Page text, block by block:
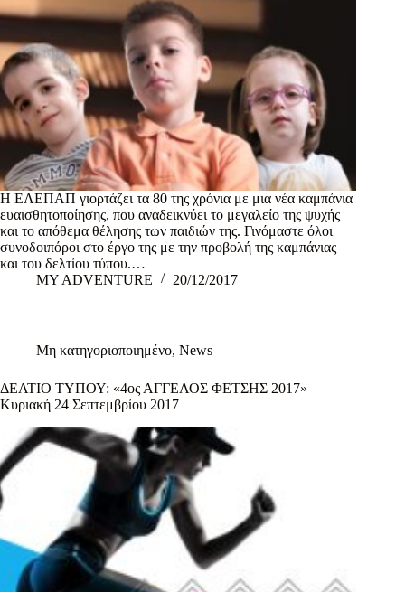
Η ΕΛΕΠΑΠ γιορτάζει τα 80 της χρόνια με μια νέα καμπάνια
ευαισθητοποίησης, που αναδεικνύει το μεγαλείο της ψυχής
και το απόθεμα θέλησης των παιδιών της. Γινόμαστε όλοι
συνοδοιπόροι στο έργο της με την προβολή της καμπάνιας
και του δελτίου τύπου.…
MY ADVENTURE
20/12/2017
Μη κατηγοριοποιημένο, News
ΔΕΛΤΙΟ ΤΥΠΟΥ: «4oς ΑΓΓΕΛΟΣ ΦΕΤΣΗΣ 2017»
Κυριακή 24 Σεπτεμβρίου 2017